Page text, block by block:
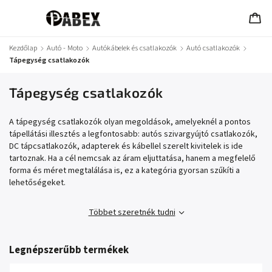
Kezdőlap / Autó - Moto / Autókábelek és csatlakozók / Autó csatlakozók /
Tápegység csatlakozók
Tápegység csatlakozók
A tápegység csatlakozók olyan megoldások, amelyeknél a pontos
tápellátási illesztés a legfontosabb: autós szivargyújtó csatlakozók,
DC tápcsatlakozók, adapterek és kábellel szerelt kivitelek is ide
tartoznak. Ha a cél nemcsak az áram eljuttatása, hanem a megfelelő
forma és méret megtalálása is, ez a kategória gyorsan szűkíti a
lehetőségeket.
Többet szeretnék tudni
Legnépszerűbb termékek